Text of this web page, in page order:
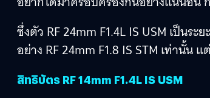
ซึ่งตัว RF 24mm F1.4L IS USM เป็นร
อย่าง RF 24mm F1.8 IS STM เท่านั้น
สิทธิบัตร RF 14mm F1.4L IS USM